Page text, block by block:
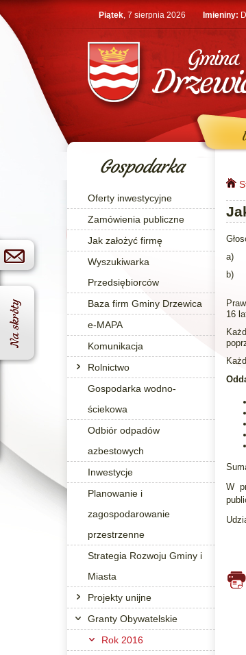
Przejdź do treści
Piątek, 7 sierpnia 2026 Imieniny:
Gospodarka
Oferty inwestycyjne
Zamówienia publiczne
Jak założyć firmę
Wyszukiwarka
Przedsiębiorców
Baza firm Gminy Drzewica
e-MAPA
Komunikacja
Rolnictwo
Gospodarka wodno-
ściekowa
Odbiór odpadów
azbestowych
Inwestycje
Planowanie i
zagospodarowanie
przestrzenne
Strategia Rozwoju Gminy i
Miasta
Projekty unijne
Granty Obywatelskie
Rok 2016
a)
b)
16
W